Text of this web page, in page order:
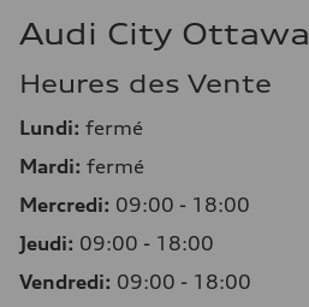
Audi City Ottawa
Heures des Vente
Lundi: fermé
Mardi: fermé
Mercredi: 09:00 - 18:00
Jeudi: 09:00 - 18:00
Vendredi: 09:00 - 18:00